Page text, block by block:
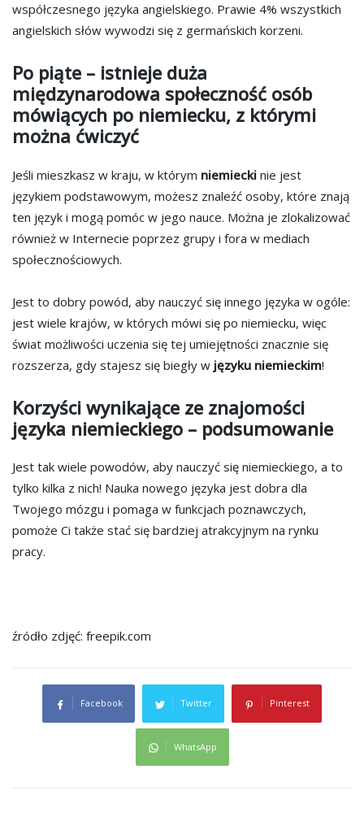
współczesnego języka angielskiego. Prawie 4% wszystkich
angielskich słów wywodzi się z germańskich korzeni.
Po piąte – istnieje duża
międzynarodowa społeczność osób
mówiących po niemiecku, z którymi
można ćwiczyć
Jeśli mieszkasz w kraju, w którym niemiecki nie jest
językiem podstawowym, możesz znaleźć osoby, które znają
ten język i mogą pomóc w jego nauce. Można je zlokalizować
również w Internecie poprzez grupy i fora w mediach
społecznościowych.
Jest to dobry powód, aby nauczyć się innego języka w ogóle:
jest wiele krajów, w których mówi się po niemiecku, więc
świat możliwości uczenia się tej umiejętności znacznie się
rozszerza, gdy stajesz się biegły w języku niemieckim!
Korzyści wynikające ze znajomości
języka niemieckiego – podsumowanie
Jest tak wiele powodów, aby nauczyć się niemieckiego, a to
tylko kilka z nich! Nauka nowego języka jest dobra dla
Twojego mózgu i pomaga w funkcjach poznawczych,
pomoże Ci także stać się bardziej atrakcyjnym na rynku
pracy.
źródło zdjęć: freepik.com
Facebook Twitter Pinterest
WhatsApp